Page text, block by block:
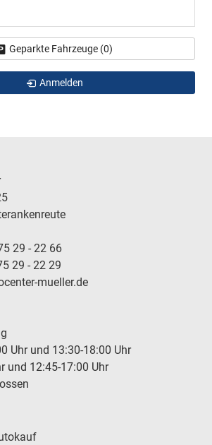
Geparkte Fahrzeuge (0)
Anmelden
29 - 22 66
29 - 22 29
mueller.de
Uhr und 13:30-18:00 Uhr
und 12:45-17:00 Uhr